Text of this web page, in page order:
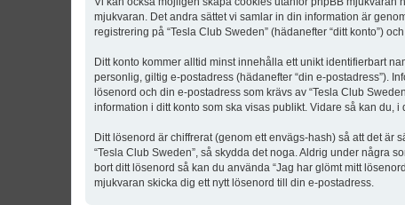
mjukvaran. Det andra sättet vi samlar in din information är
registrering på “Tesla Club Sweden” (hädanefter “ditt konto”)
Ditt konto kommer alltid minst innehålla ett unikt identifierbart
personlig, giltig e-postadress (hädanefter “din e-postadress”).
lösenord och din e-postadress som krävs av “Tesla Club
information i ditt konto som ska visas publikt. Vidare så kan du,
Ditt lösenord är chiffrerat (genom ett envägs-hash) så att det
“Tesla Club Sweden”, så skydda det noga. Aldrig under några
bort ditt lösenord så kan du använda “Jag har glömt mitt
mjukvaran skicka dig ett nytt lösenord till din e-postadress.